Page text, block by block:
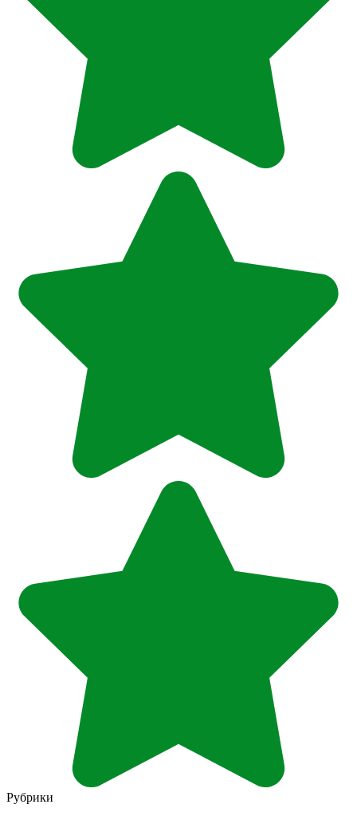
Рубрики